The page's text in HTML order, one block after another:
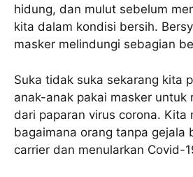
hidung, dan mulut sebelum
kita dalam kondisi bersih.
masker melindungi sebagian
Suka tidak suka sekarang kita
anak-anak pakai masker untuk
dari paparan virus corona. Kita
bagaimana orang tanpa gejala
carrier dan menularkan Covid-